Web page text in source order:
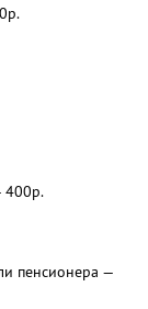
400р.
пенсионера —